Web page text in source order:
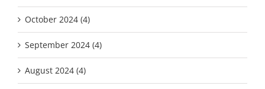
October 2024 (4)
September 2024 (4)
August 2024 (4)